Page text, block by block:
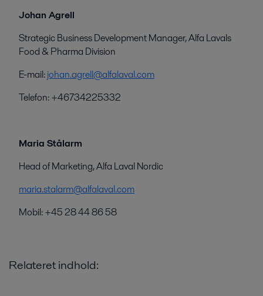
Johan Agrell
Strategic Business Development Manager, Alfa Lavals
Food & Pharma Division
E-mail:johan.agrell@alfalaval.com
Telefon: +46734225332
Maria Stålarm
Head of Marketing, Alfa Laval Nordic
maria.stalarm@alfalaval.com
Mobil: +45 28 44 86 58
Relateret indhold: